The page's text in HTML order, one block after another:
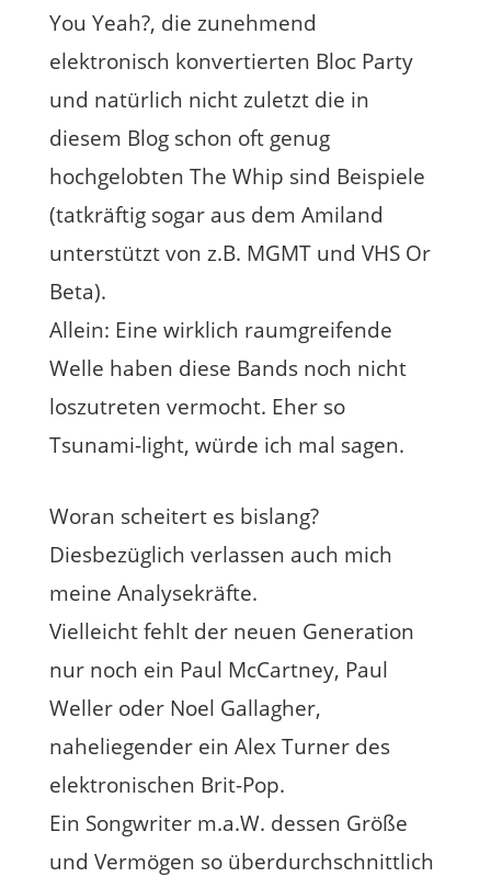
You Yeah?, die zunehmend
elektronisch konvertierten Bloc Party
und natürlich nicht zuletzt die in
diesem Blog schon oft genug
hochgelobten The Whip sind Beispiele
(tatkräftig sogar aus dem Amiland
unterstützt von z.B. MGMT und VHS Or
Beta).
Allein: Eine wirklich raumgreifende
Welle haben diese Bands noch nicht
loszutreten vermocht. Eher so
Tsunami-light, würde ich mal sagen.
Woran scheitert es bislang?
Diesbezüglich verlassen auch mich
meine Analysekräfte.
Vielleicht fehlt der neuen Generation
nur noch ein Paul McCartney, Paul
Weller oder Noel Gallagher,
naheliegender ein Alex Turner des
elektronischen Brit-Pop.
Ein Songwriter m.a.W. dessen Größe
und Vermögen so überdurchschnittlich